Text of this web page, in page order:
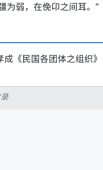
为弱，在俛卬之间耳。”
《民国各团体之组织》